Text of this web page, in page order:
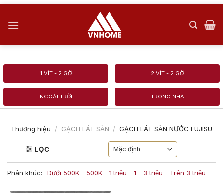
Skip
content
1 VÍT - 2 GỜ 2 VÍT - 2 GỜ
NGOÀI TRỜI TRONG NHÀ
Thương hiệu / GẠCH LÁT SÀN / GẠCH LÁT SÀN NƯỚC FUJISU
LỌC
Phân khúc: Dưới 500K 500K - 1 triệu 1 - 3 triệu Trên 3 triệu